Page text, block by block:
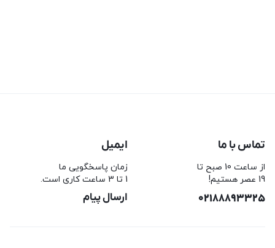
تماس با ما
از ساعت 10 صبح تا
19 عصر هستیم!
02188893325
ایمیل
زمان پاسخگویی ما
1 تا 3 ساعت کاری است.
ارسال پیام